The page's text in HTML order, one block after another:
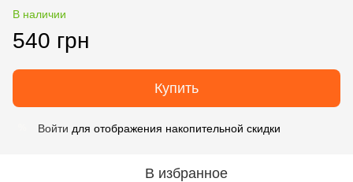
В наличии
540 грн
Купить
Войти для отображения накопительной скидки
В избранное